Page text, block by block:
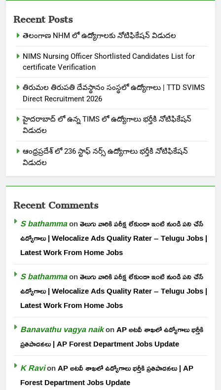
Recent Posts
తెలంగాణ NHM లో ఉద్యోగాలకు నోటిఫికేషన్ విడుదల
NIMS Nursing Officer Shortlisted Candidates List for
certificate Verification
తిరుమల తిరుపతి దేవస్థానం సంస్థలో ఉద్యోగాలు | TTD SVIMS
Direct Recruitment 2026
హైదరాబాద్ లో ఉన్న TIMS లో ఉద్యోగాలు భర్తీకి నోటిఫికేషన్
విడుదల
ఆంధ్రప్రదేశ్ లో 236 స్టాఫ్ నర్స్ ఉద్యోగాలు భర్తీకి నోటిఫికేషన్
విడుదల
Recent Comments
S bathammaonతెలుగు వారికి పరీక్ష లేకుండా ఇంటి నుండి పని చేసే
ఉద్యోగాలు | Welocalize Ads Quality Rater – Telugu Jobs |
Latest Work From Home Jobs
S bathammaonతెలుగు వారికి పరీక్ష లేకుండా ఇంటి నుండి పని చేసే
ఉద్యోగాలు | Welocalize Ads Quality Rater – Telugu Jobs |
Latest Work From Home Jobs
Banavathu vagya naikonAP అటవీ శాఖలో ఉద్యోగాలు భర్తీకి
ప్రతిపాదనలు | AP Forest Department Jobs Update
K RavionAP అటవీ శాఖలో ఉద్యోగాలు భర్తీకి ప్రతిపాదనలు | AP
Forest Department Jobs Update